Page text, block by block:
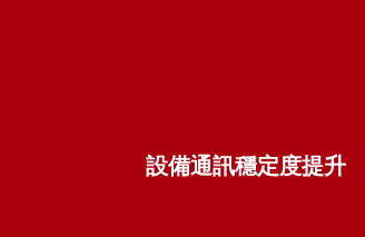
設備通訊穩定度提升